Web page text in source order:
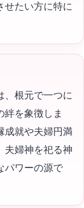
せたい方に特に
、根元で一つに
絆を象徴しま
成就や夫婦円満
夫婦神を祀る神
パワーの源で